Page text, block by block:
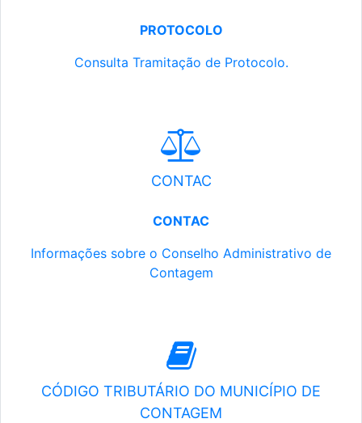
PROTOCOLO
Consulta Tramitação de Protocolo.
CONTAC
CONTAC
Informações sobre o Conselho Administrativo de
Contagem
CÓDIGO TRIBUTÁRIO DO MUNICÍPIO DE
CONTAGEM